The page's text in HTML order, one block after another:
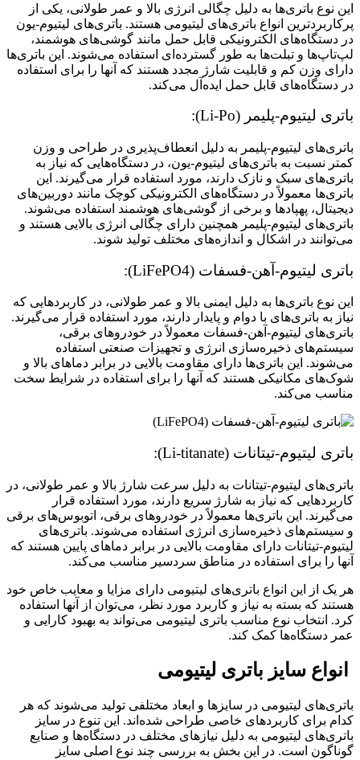
این نوع باتری‌ها به دلیل چگالی انرژی بالا و عمر طولانی، یکی از
پرکاربردترین انواع باتری‌های لیتیومی هستند. باتری‌های لیتیوم-یون
در دستگاه‌های الکترونیکی قابل حمل مانند گوشی‌های هوشمند،
لپ‌تاپ‌ها و تبلت‌ها به طور گسترده‌ای استفاده می‌شوند. این باتری‌ها
دارای وزن کم و قابلیت شارژ مجدد هستند که آنها را برای استفاده
در دستگاه‌های قابل حمل ایده‌آل می‌کند.
باتری لیتیوم-پلیمر (Li-Po):
باتری‌های لیتیوم-پلیمر به دلیل انعطاف‌پذیری در طراحی و وزن
کمتر نسبت به باتری‌های لیتیوم-یون، در دستگاه‌هایی که نیاز به
باتری‌های سبک و نازک دارند، مورد استفاده قرار می‌گیرند. این
باتری‌ها معمولاً در دستگاه‌های الکترونیکی کوچک مانند دوربین‌های
دیجیتال، پهپادها و برخی از گوشی‌های هوشمند استفاده می‌شوند.
باتری‌های لیتیوم-پلیمر همچنین دارای چگالی انرژی بالایی هستند و
می‌توانند در اشکال و اندازه‌های مختلف تولید شوند.
باتری لیتیوم-آهن-فسفات (LiFePO4):
این نوع باتری‌ها به دلیل ایمنی بالا و عمر طولانی، در کاربردهایی که
نیاز به باتری‌های با دوام و پایدار دارند، مورد استفاده قرار می‌گیرند.
باتری‌های لیتیوم-آهن-فسفات معمولاً در خودروهای برقی،
سیستم‌های ذخیره‌سازی انرژی و تجهیزات صنعتی استفاده
می‌شوند. این باتری‌ها دارای مقاومت بالایی در برابر دماهای بالا و
شوک‌های مکانیکی هستند که آنها را برای استفاده در شرایط سخت
مناسب می‌کند.
باتری لیتیوم-تیتانات (Li-titanate):
باتری‌های لیتیوم-تیتانات به دلیل سرعت شارژ بالا و عمر طولانی، در
کاربردهایی که نیاز به شارژ سریع دارند، مورد استفاده قرار
می‌گیرند. این باتری‌ها معمولاً در خودروهای برقی، اتوبوس‌های برقی
و سیستم‌های ذخیره‌سازی انرژی استفاده می‌شوند. باتری‌های
لیتیوم-تیتانات دارای مقاومت بالایی در برابر دماهای پایین هستند که
آنها را برای استفاده در مناطق سردسیر مناسب می‌کند.
هر یک از این انواع باتری‌های لیتیومی دارای مزایا و معایب خاص خود
هستند که بسته به نیاز و کاربرد مورد نظر، می‌توان از آنها استفاده
کرد. انتخاب نوع مناسب باتری لیتیومی می‌تواند به بهبود کارایی و
عمر دستگاه‌ها کمک کند.
انواع سایز باتری لیتیومی
باتری‌های لیتیومی در سایزها و ابعاد مختلفی تولید می‌شوند که هر
کدام برای کاربردهای خاصی طراحی شده‌اند. این تنوع در سایز
باتری‌های لیتیومی به دلیل نیازهای مختلف در دستگاه‌ها و صنایع
گوناگون است. در این بخش به بررسی چند نوع اصلی سایز